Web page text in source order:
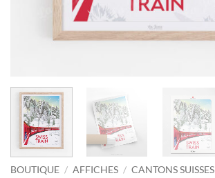
BOUTIQUE / AFFICHES / CANTONS SUISSES